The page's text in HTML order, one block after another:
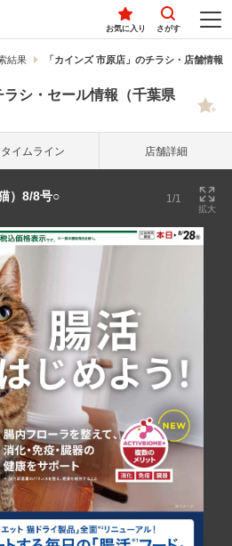
お気に入り さがす
結果 「カインズ 市原店」のチラシ・店舗情報
ラシ・セール情報（千葉県
タイム ライン 店舗詳細
）8/8号○ 1/1
拡大